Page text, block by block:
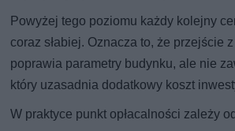
Powyżej tego poziomu każdy kolejny
coraz słabiej. Oznacza to, że przejście
poprawia parametry budynku, ale nie
który uzasadnia dodatkowy koszt
W praktyce punkt opłacalności zależy